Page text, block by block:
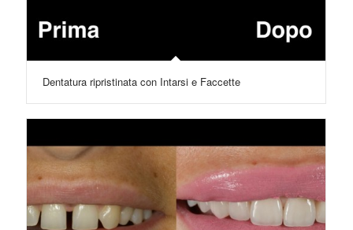
Dentatura ripristinata con Intarsi e Faccette